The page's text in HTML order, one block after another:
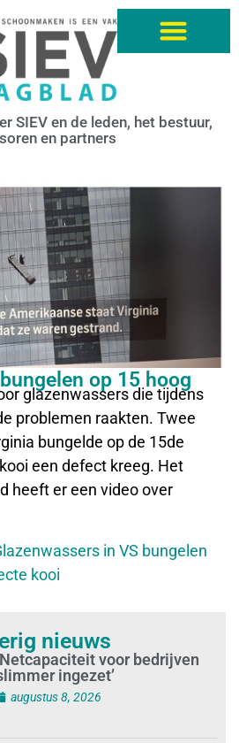
SIEV en de leden, het bestuur,
en partners
op 15 hoog
glazenwassers die tijdens
problemen raakten. Twee
bungelde op de 15de
een defect kreeg. Het
heeft er een video over
in VS bungelen
kooi
nieuws
voor bedrijven
ingezet’
augustus 8, 2026